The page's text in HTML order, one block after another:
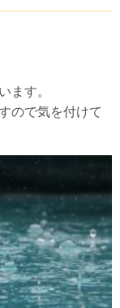
ます。
ので気を付けて